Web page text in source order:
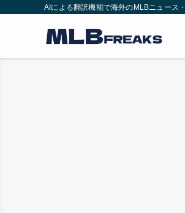
AIによる翻訳機能で海外のMLBニュース